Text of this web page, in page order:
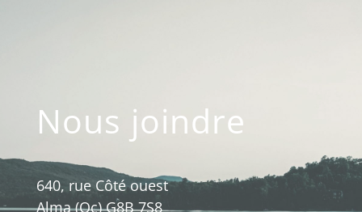
Nous joindre
640, rue Côté ouest
Alma (Qc) G8B 7S8